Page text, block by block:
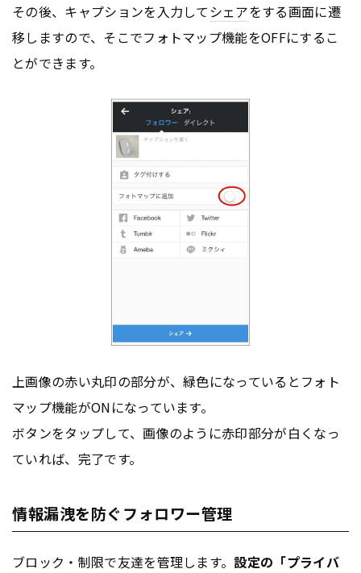
その後、キャプションを入力して シェアをする画面に遷
移しますので、そこでフォトマップ機能をOFFにするこ
とができます。
上画像の赤い丸印の部分が、緑色になっているとフォト
マップ機能がONになっています。
ボタンをタップして、画像のように赤印部分が白くなっ
ていれば、完了です。
情報漏洩を防ぐフォロワー管理
ブロック・制限で友達を管理します。設定の「プライバ